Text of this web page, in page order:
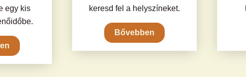
egy kis
keresd fel a helyszíneket.
Bővebben